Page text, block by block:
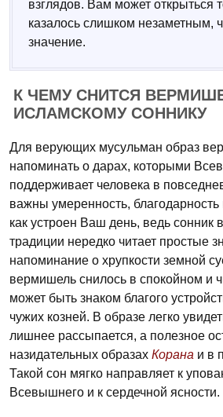
взглядов. Вам может открыться
казалось слишком незаметным,
значение.
К ЧЕМУ СНИТСЯ
ИСЛАМСКОМУ СОННИКУ
Для верующих мусульман образ
напоминать о дарах, которыми
поддерживает человека в
важны умеренность, благодарность
как устроен Ваш день, ведь сонник
традиции нередко читает простые
напоминание о хрупкости земной
вермишель снилось в спокойном и
может быть знаком благого
чужих козней. В образе легко
лишнее рассыпается, а полезное
назидательных образах Корана и в
Такой сон мягко направляет к
Всевышнего и к сердечной ясности.